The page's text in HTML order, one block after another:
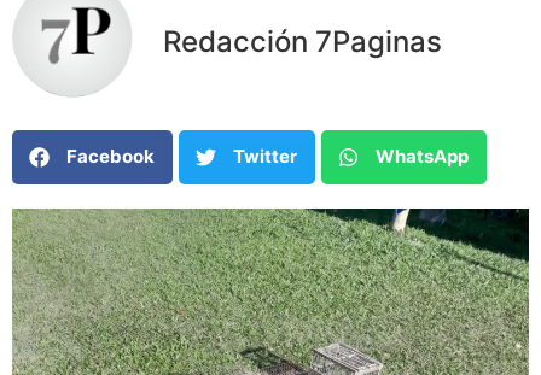
Redacción 7Paginas
Facebook Twitter WhatsApp